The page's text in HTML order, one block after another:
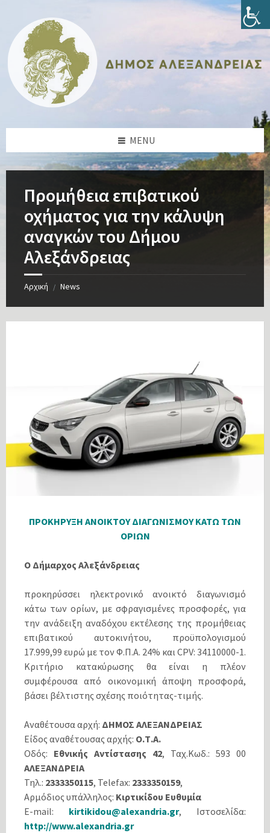
content
sidebar
sidebar
footer
MENU
Προμήθεια επιβατικού
οχήματος για την κάλυψη
αναγκών του Δήμου
Αλεξάνδρειας
Αρχική / News
ΠΡΟΚΗΡΥΞΗ ΑΝΟΙΚΤΟΥ ΔΙΑΓΩΝΙΣΜΟΥ ΚΑΤΩ ΤΩΝ
ΟΡΙΩΝ
Ο Δήμαρχος Αλεξάνδρειας
προκηρύσσει ηλεκτρονικό ανοικτό διαγωνισμό
κάτω των ορίων, με σφραγισμένες προσφορές, για
την ανάδειξη αναδόχου εκτέλεσης της προμήθειας
επιβατικού αυτοκινήτου, προϋπολογισμού
17.999,99 ευρώ με τον Φ.Π.Α. 24% και CPV: 34110000-1.
Κριτήριο κατακύρωσης θα είναι η πλέον
συμφέρουσα από οικονομική άποψη προσφορά,
βάσει βέλτιστης σχέσης ποιότητας-τιμής.
Αναθέτουσα αρχή: ΔΗΜΟΣ ΑΛΕΞΑΝΔΡΕΙΑΣ
Είδος αναθέτουσας αρχής: Ο.Τ.Α.
Οδός: Εθνικής Αντίστασης 42, Ταχ.Κωδ.: 593 00
ΑΛΕΞΑΝΔΡΕΙΑ
Τηλ.: 2333350115, Telefax: 2333350159,
Αρμόδιος υπάλληλος: Κιρτικίδου Ευθυμία
E-mail: kirtikidou@alexandria.gr, Ιστοσελίδα:
http://www.alexandria.gr